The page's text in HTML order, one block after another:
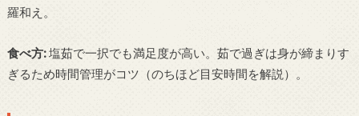
羅和え。
食べ方:塩茹で一択でも満足度が高い。茹で過ぎは身が締まりす
ぎるため時間管理がコツ（のちほど目安時間を解説）。